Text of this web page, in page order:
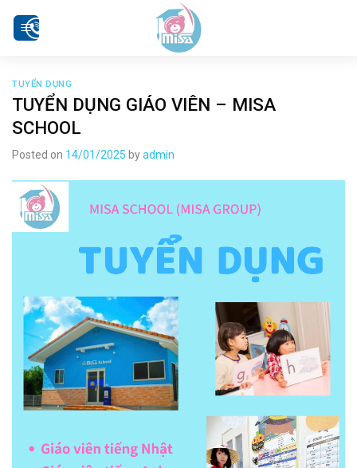
TUYỂN DỤNG
TUYỂN DỤNG GIÁO VIÊN – MISA
SCHOOL
Posted on 14/01/2025 byadmin